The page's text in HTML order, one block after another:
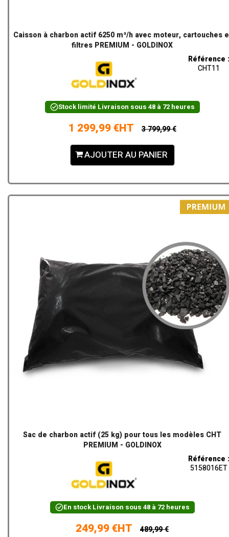
Caisson à charbon actif 6250 m³/h avec moteur, cartouches
filtres PREMIUM - GOLDINOX
Référence :
CHT11
Stock limité Livraison sous 48 à 72 heures
1 299,99 €HT 3 799,99 €
AJOUTER AU PANIER
Sac de charbon actif (25 kg) pour tous les modèles CHT
PREMIUM - GOLDINOX
Référence :
5158016ET
En stockLivraison sous 48 à 72 heures
249,99 €HT 489,99 €